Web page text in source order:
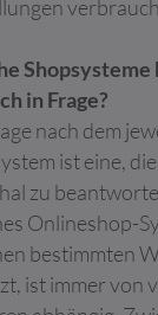
Shopsysteme
in Frage?
nach dem
ist eine,
zu
Onlineshop-
bestimmten
ist immer von
Dieser
verwendet,
zwischen
und Bots zu
vorteilhaft
Website,
Berichte
Nutzung
zu erstellen.